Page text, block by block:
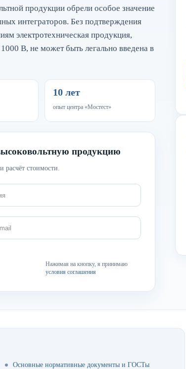
продукции обрели особое значение
интеграторов. Без подтверждения
электротехническая продукция,
В, не может быть легально введена в
10 лет
опыт центра «Мостест»
продукцию
расчёт стоимости.
Нажимая на кнопку, я принимаю
условия соглашения
Основные нормативные документы и ГОСТы